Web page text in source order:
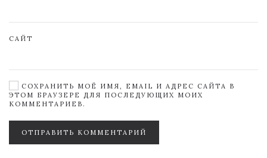
САЙТ
СОХРАНИТЬ МОЁ ИМЯ, EMAIL И АДРЕС САЙТА В
ЭТОМ БРАУЗЕРЕ ДЛЯ ПОСЛЕДУЮЩИХ МОИХ
КОММЕНТАРИЕВ.
ОТПРАВИТЬ КОММЕНТАРИЙ